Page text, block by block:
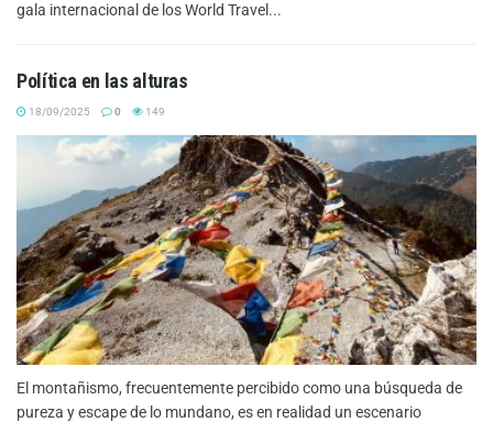
gala internacional de los World Travel...
Política en las alturas
18/09/2025 0 149
El montañismo, frecuentemente percibido como una búsqueda de
pureza y escape de lo mundano, es en realidad un escenario